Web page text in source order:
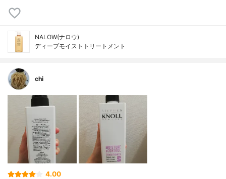
NALOW(ナロウ)
ディープモイストトリートメント
chi
4.00